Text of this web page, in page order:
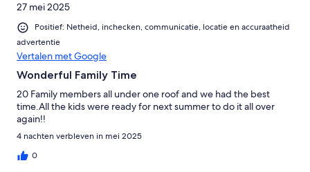
27 mei 2025
Positief: Netheid, inchecken, communicatie, locatie en accuraatheid
advertentie
Vertalen met Google
Wonderful Family Time
20 Family members all under one roof and we had the best
time.All the kids were ready for next summer to do it all over
again!!
4 nachten verbleven in mei 2025
0